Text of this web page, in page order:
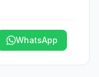
WhatsApp